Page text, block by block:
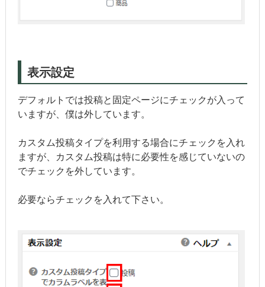
表示設定
デフォルトでは投稿と固定ページにチェックが入って
いますが、僕は外しています。
カスタム投稿タイプを利用する場合にチェックを入れ
ますが、カスタム投稿は特に必要性を感じていないの
でチェックを外しています。
必要ならチェックを入れて下さい。